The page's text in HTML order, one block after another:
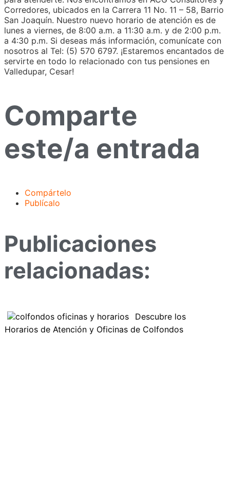
Corredores, ubicados en la Carrera 11 No. 11 – 58, Barrio
San Joaquín. Nuestro nuevo horario de atención es de
lunes a viernes, de 8:00 a.m. a 11:30 a.m. y de 2:00 p.m.
a 4:30 p.m. Si deseas más información, comunícate con
nosotros al Tel: (5) 570 6797. ¡Estaremos encantados de
servirte en todo lo relacionado con tus pensiones en
Valledupar, Cesar!
Comparte
este/a entrada
Compártelo
Publícalo
Publicaciones
relacionadas:
Descubre los
Horarios de Atención y Oficinas de Colfondos